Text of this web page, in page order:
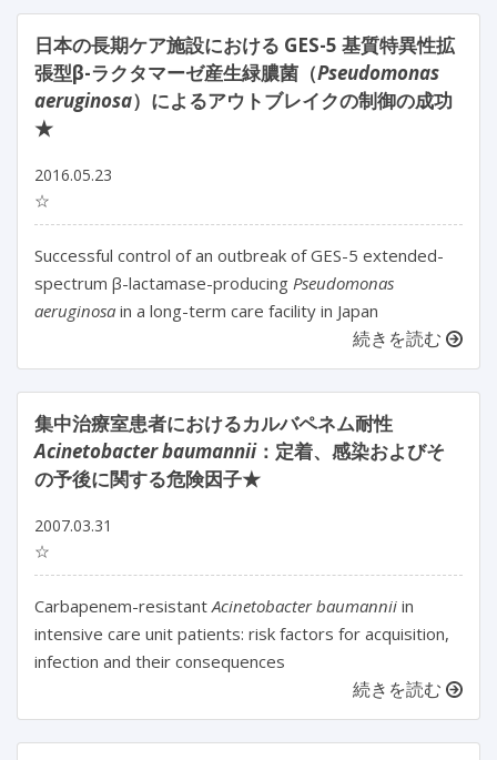
日本の長期ケア施設における GES-5 基質特異性拡
張型β-ラクタマーゼ産生緑膿菌（Pseudomonas
aeruginosa）によるアウトブレイクの制御の成功
★
2016.05.23
☆
Successful control of an outbreak of GES-5 extended-
spectrum β-lactamase-producing Pseudomonas
aeruginosa in a long-term care facility in Japan
続きを読む
集中治療室患者におけるカルバペネム耐性
Acinetobacter baumannii：定着、感染およびそ
の予後に関する危険因子★
2007.03.31
☆
Carbapenem-resistantAcinetobacter baumannii in
intensive care unit patients: risk factors for acquisition,
infection and their consequences
続きを読む